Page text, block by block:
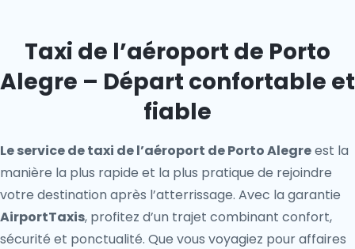
Taxi de l’aéroport de Porto
Alegre – Départ confortable et
fiable
Le service de taxi de l’aéroport de Porto Alegreest la
manière la plus rapide et la plus pratique de rejoindre
votre destination après l’atterrissage. Avec la garantie
AirportTaxis, profitez d’un trajet combinant confort,
sécurité et ponctualité. Que vous voyagiez pour affaires